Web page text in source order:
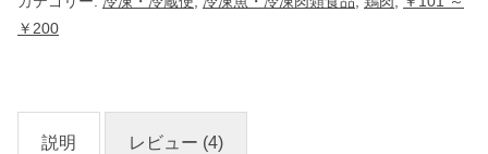
￥200
説明 レビュー (4)